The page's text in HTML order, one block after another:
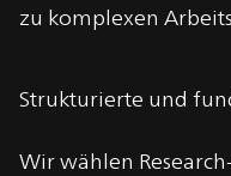
zu komplexen
Strukturierte und
Wir wählen